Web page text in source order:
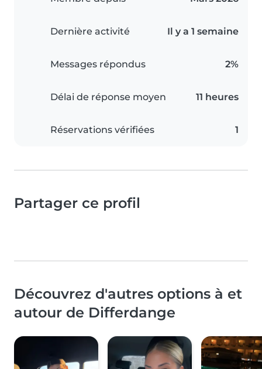
Dernière activité Il y a 1 semaine
Messages répondus 2%
Délai de réponse moyen 11 heures
Réservations vérifiées 1
Partager ce profil
Découvrez d'autres options à et
autour de Differdange